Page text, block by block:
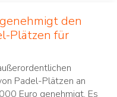
den
Plätzen für
Padel-Plätzen an
Euro genehmigt. Es